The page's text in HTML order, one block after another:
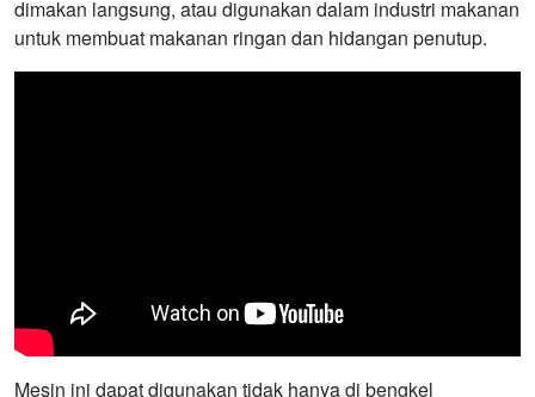
dimakan langsung, atau digunakan dalam industri makanan
untuk membuat makanan ringan dan hidangan penutup.
Mesin ini dapat digunakan tidak hanya di bengkel